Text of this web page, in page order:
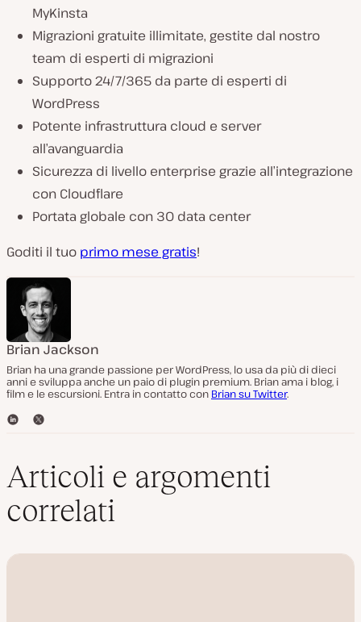
MyKinsta
Migrazioni gratuite illimitate, gestite dal nostro
team di esperti di migrazioni
Supporto 24/7/365 da parte di esperti di
WordPress
Potente infrastruttura cloud e server
all’avanguardia
Sicurezza di livello enterprise grazie all’integrazione
con Cloudflare
Portata globale con 30 data center
Goditi il tuo primo mese gratis!
Brian Jackson
Brian ha una grande passione per WordPress, lo usa da più di dieci
anni e sviluppa anche un paio di plugin premium. Brian ama i blog, i
film e le escursioni. Entra in contatto con Brian su Twitter.
L
e
I
n
T
t
r
Articoli e argomenti
correlati